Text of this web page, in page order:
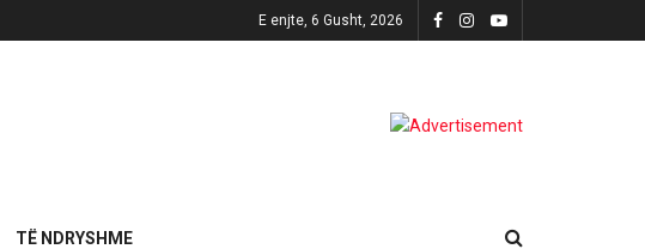
E enjte, 6 Gusht, 2026
TË NDRYSHME